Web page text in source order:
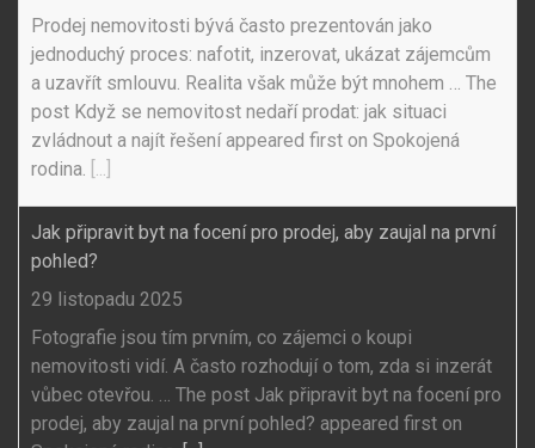
Prodej nemovitosti bývá často prezentován jako
jednoduchý proces: nafotit, inzerovat, ukázat zájemcům
a uzavřít smlouvu. Realita však může být mnohem … The
post Když se nemovitost nedaří prodat: jak situaci
zvládnout a najít řešení appeared first on Spokojená
rodina. [...]
Jak připravit byt na focení pro prodej, aby zaujal na první
pohled?
29 listopadu 2025
Fotografie jsou tím prvním, co zájemci o koupi
nemovitosti vidí. A často rozhodují o tom, zda si inzerát
vůbec otevřou. … The post Jak připravit byt na focení pro
prodej, aby zaujal na první pohled? appeared first on